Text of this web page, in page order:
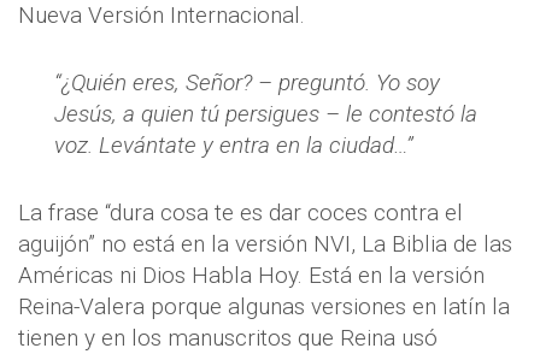
Nueva Versión Internacional.
“¿Quién eres, Señor? – preguntó. Yo soy
Jesús, a quien tú persigues – le contestó la
voz. Levántate y entra en la ciudad…”
La frase “dura cosa te es dar coces contra el
aguijón” no está en la versión NVI, La Biblia de las
Américas ni Dios Habla Hoy. Está en la versión
Reina-Valera porque algunas versiones en latín la
tienen y en los manuscritos que Reina usó